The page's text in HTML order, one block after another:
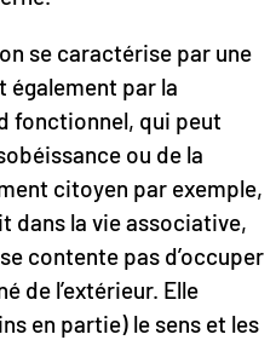
se caractérise par une
également par la
fonctionnel, qui peut
ou de la
citoyen par exemple,
dans la vie associative,
contente pas d’occuper
de l’extérieur. Elle
en partie) le sens et les